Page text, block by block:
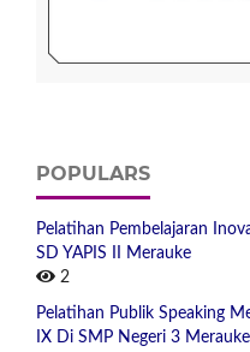
POPULARS
Pelatihan Pembelajaran
SD YAPIS II Merauke
2
Pelatihan Publik Speaking
IX Di SMP Negeri 3 Merauke